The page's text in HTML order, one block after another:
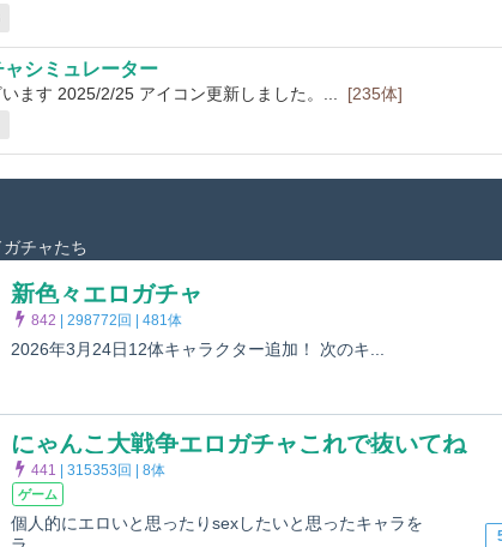
シミュレーター
ます 2025/2/25 アイコン更新しました。... [235体]
チャたち
新色々エロガチャ
842 |298772回 |481体
2026年3月24日12体キャラクター追加！ 次のキ...
にゃんこ大戦争エロガチャこれで抜いてね
441 |315353回 |8体
ゲーム
個人的にエロいと思ったりsexしたいと思ったキャラを